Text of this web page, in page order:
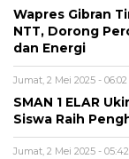
Wapres Gibran
NTT, Dorong
dan Energi
Jumat, 2 Mei 2025 -
SMAN 1 ELAR
Siswa Raih
Jumat, 2 Mei 2025 -